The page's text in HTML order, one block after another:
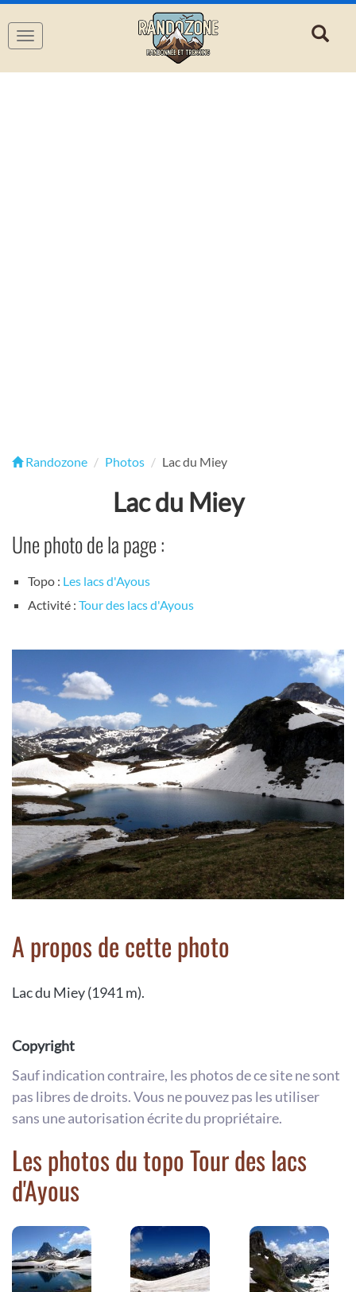
Navigation
Randozone Photos Lac du Miey
Lac du Miey
Une photo de la page :
Topo : Les lacs d'Ayous
Activité : Tour des lacs d'Ayous
A propos de cette photo
Lac du Miey (1941 m).
Copyright
Sauf indication contraire, les photos de ce site ne sont
pas libres de droits. Vous ne pouvez pas les utiliser
sans une autorisation écrite du propriétaire.
Les photos du topo Tour des lacs
d'Ayous